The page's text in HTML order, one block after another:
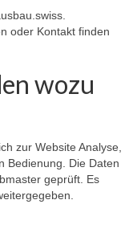
oder Kontakt finden
wozu
zur Website Analyse,
Bedienung. Die Daten
geprüft. Es